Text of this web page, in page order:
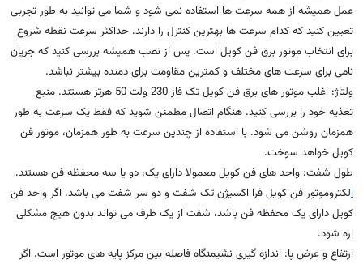
عمل همیشه از همه سرعت ها استفاده نمی شود و شما می توانید به طور تجربی
تعیین کنید که کدام سرعت ها بهترین کنترل را دارند. حداکثر سرعت نقطه شروع
برای انتخاب موتور برق فن کویل است. پس از نصب همیشه بررسی کنید که جریان
نامی برای سرعت های مختلف و کمترین مقاومت برای دمنده بیشتر نباشد.
ولتاژ: اغلب موتور های برق فن کویل تک فاز 230 ولت 50 هرتز هستند. منبع
تغذیه خود را بررسی کنید. هنگام اتصال مطمئن شوید که فقط یک سرعت به طور
همزمان روشن می شود. با استفاده از چندین سرعت به طور همزمان، موتور فن
کویل خواهد سوخت.
طول شفت: واحد های فن کویل معمولا دارای یک، دو یا سه محفظه فن هستند.
الکتروموتور فن کویل فرا اکسیژن تک شفت و دو سر شفت می باشد. اگر واحد فن
کویل دارای یک محفظه فن باشد، شفت از یک طرف می تواند بدون هیچ مشکلی
اره شود.
ارتفاع و عرض پا: اندازه گیری نشیمنگاه فاصله بین مرکز پایه های موتور است. اگر